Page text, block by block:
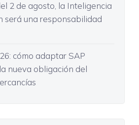
2 de agosto, la Inteligencia
será una responsabilidad
cómo adaptar SAP
nueva obligación del